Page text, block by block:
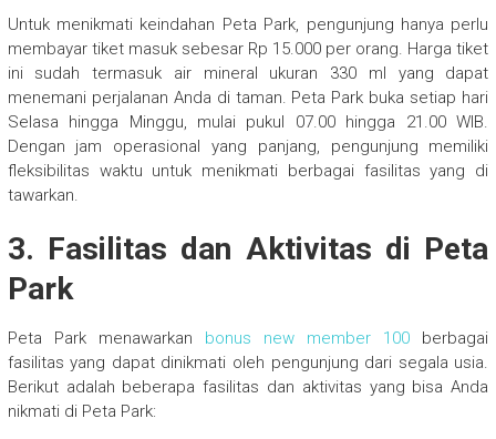
Untuk menikmati keindahan Peta Park, pengunjung hanya perlu
membayar tiket masuk sebesar Rp 15.000 per orang. Harga tiket
ini sudah termasuk air mineral ukuran 330 ml yang dapat
menemani perjalanan Anda di taman. Peta Park buka setiap hari
Selasa hingga Minggu, mulai pukul 07.00 hingga 21.00 WIB.
Dengan jam operasional yang panjang, pengunjung memiliki
fleksibilitas waktu untuk menikmati berbagai fasilitas yang di
tawarkan.
3. Fasilitas dan Aktivitas di Peta
Park
Peta Park menawarkan bonus new member 100 berbagai
fasilitas yang dapat dinikmati oleh pengunjung dari segala usia.
Berikut adalah beberapa fasilitas dan aktivitas yang bisa Anda
nikmati di Peta Park: